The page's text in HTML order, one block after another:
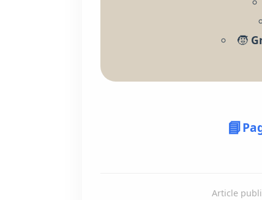
🧒
📘
Article